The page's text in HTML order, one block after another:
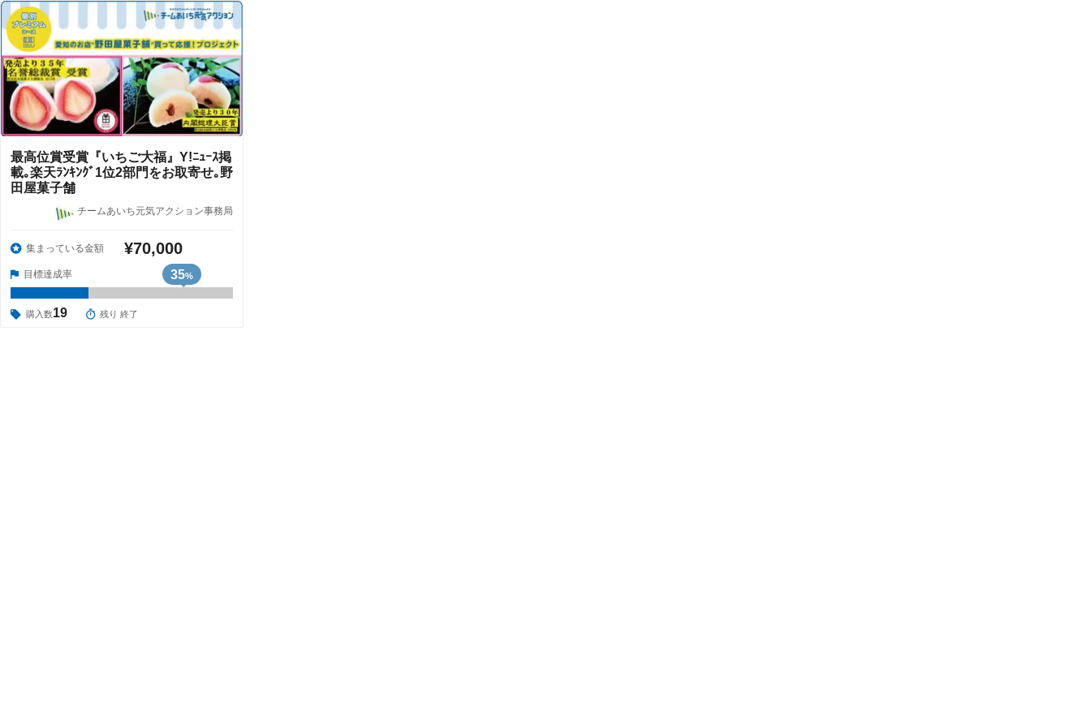
最高位賞受賞『いちご大福』Y!ﾆｭｰｽ掲
載｡楽天ﾗﾝｷﾝｸﾞ1位2部門をお取寄せ｡野
田屋菓子舗
チームあいち元気アクション事務局
集まっている金額 ¥70,000
目標達成率 35%
購入数19 残り 終了